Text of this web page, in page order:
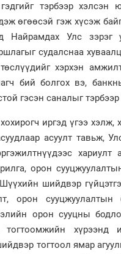
тэрбээр
өгөөсэй гэж хүсэж
Найрамдах Улс зэрэг
судалснаа
хэрхэн
бий болгох вэ,
гэсэн саналыг тэрбээр
иргэд үгээ хэлж,
асуулт тавьж,
орон
шийдвэр
орон
орон сууцны
тогтоомжийн хүрээнд
тогтоол ямар